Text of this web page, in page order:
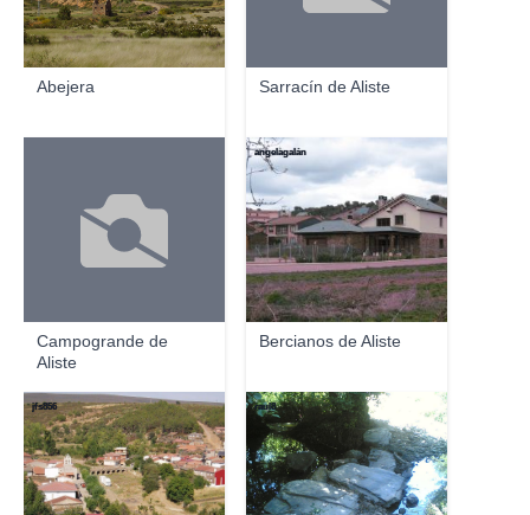
Abejera Sarracín de Aliste
Campogrande de
Aliste
Bercianos de Aliste
angelagalán
jfs856 raul8